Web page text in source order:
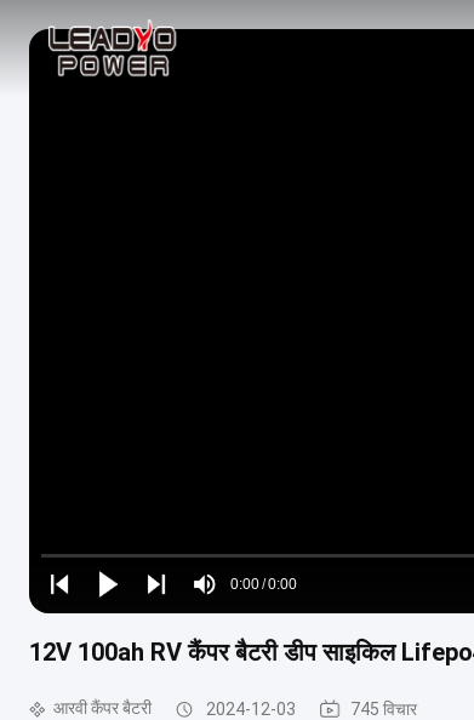
Play
Play
Play
Mute
Time
0:00/0:00
Loaded:
0%
12V 100ah RV कैंपर बैटरी डीप साइकिल
आरवी कैंपर बैटरी 2024-12-03 745 विचार